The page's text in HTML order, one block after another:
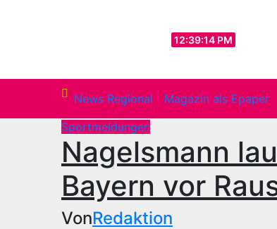
12:39:16 PM
News Regional Magazin als Epaper
Sportmeldungen
Nagelsmann
Bayern vor
VonRedaktion